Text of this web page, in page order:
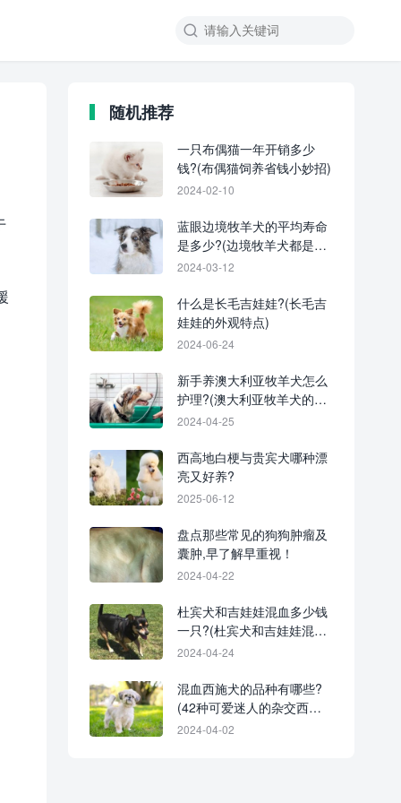
随机推荐
一只布偶猫一年开销多少
钱?(布偶猫饲养省钱小妙招)
2024-02-10
蓝眼边境牧羊犬的平均寿命
是多少?(边境牧羊犬都是天
生蓝眼睛吗?)
2024-03-12
什么是长毛吉娃娃?(长毛吉
娃娃的外观特点)
2024-06-24
新手养澳大利亚牧羊犬怎么
护理?(澳大利亚牧羊犬的养
护知识)
2024-04-25
西高地白梗与贵宾犬哪种漂
亮又好养?
2025-06-12
盘点那些常见的狗狗肿瘤及
囊肿,早了解早重视！
2024-04-22
杜宾犬和吉娃娃混血多少钱
一只?(杜宾犬和吉娃娃混种
犬的优缺点)
2024-04-24
混血西施犬的品种有哪些?
(42种可爱迷人的杂交西施
犬)
2024-04-02